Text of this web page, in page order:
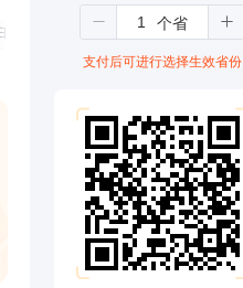
仅1.08元
支付后可进行选择生效省份